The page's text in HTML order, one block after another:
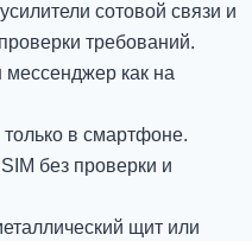
сотовой связи и
требований.
мессенджер как на
в смартфоне.
без проверки и
щит или